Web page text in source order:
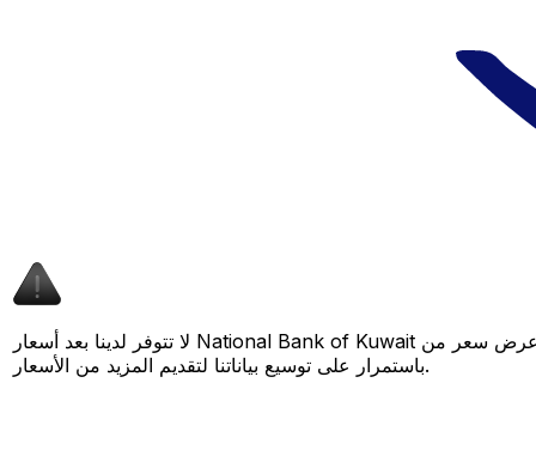
لا تتوفر لدينا بعد أسعار National Bank of Kuwait لهذا الزوج من العملات، لكن لا يزال بإمكانك مقارنة عرض سعر من National Bank of Kuwait بسعر Xe المباشر لمعرفة التوفير المحتمل. عد لاحقًا، فنحن نعمل
باستمرار على توسيع بياناتنا لتقديم المزيد من الأسعار.